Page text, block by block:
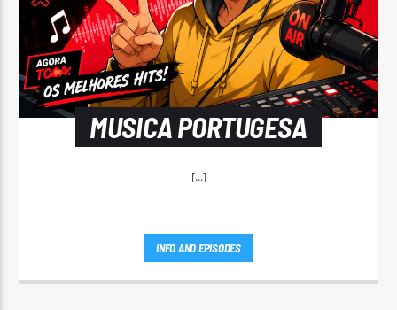
MUSICA PORTUGESA
[...]
INFO AND EPISODES